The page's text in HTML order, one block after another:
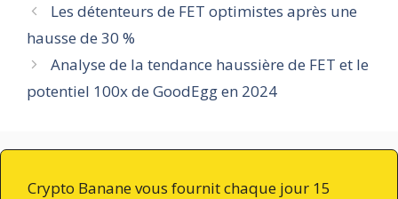
Les détenteurs de FET optimistes après une
hausse de 30 %
Analyse de la tendance haussière de FET et le
potentiel 100x de GoodEgg en 2024
Crypto Banane vous fournit chaque jour 15